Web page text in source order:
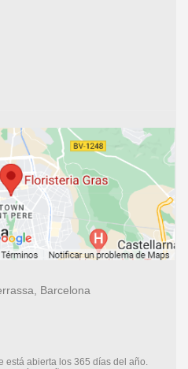
Barcelona
está abierta los 365 días del año.